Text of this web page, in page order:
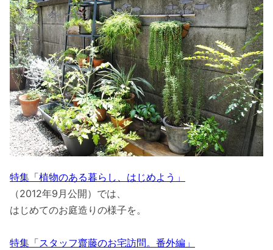
特集「植物のある暮らし、はじめよう」
（2012年9月公開）では、
はじめてのお庭造りの様子を。
特集「スタッフ齋藤のお宅訪問。番外編」